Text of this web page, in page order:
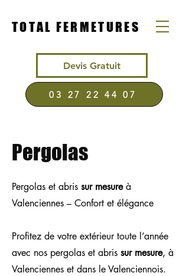
TOTAL FERMETURES
Devis Gratuit
03 27 22 44 07
Pergolas
Pergolas et abris sur mesureà
Valenciennes – Confort et élégance
Profitez de votre extérieur toute l’année
avec nos pergolas et abris sur mesure, à
Valenciennes et dans le Valenciennois.